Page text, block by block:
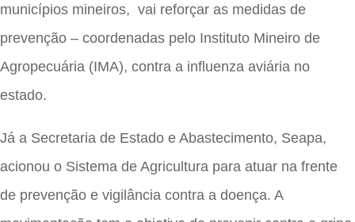
municípios mineiros, vai reforçar as medidas de
prevenção – coordenadas pelo Instituto Mineiro de
Agropecuária (IMA), contra a influenza aviária no
estado.
Já a Secretaria de Estado e Abastecimento, Seapa,
acionou o Sistema de Agricultura para atuar na frente
de prevenção e vigilância contra a doença. A